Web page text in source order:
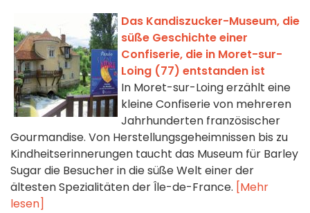
Das Kandiszucker-Museum, die
süße Geschichte einer
Confiserie, die in Moret-sur-
Loing (77) entstanden ist
In Moret-sur-Loing erzählt eine
kleine Confiserie von mehreren
Jahrhunderten französischer
Gourmandise. Von Herstellungsgeheimnissen bis zu
Kindheitserinnerungen taucht das Museum für Barley
Sugar die Besucher in die süße Welt einer der
ältesten Spezialitäten der Île-de-France. [Mehr
lesen]